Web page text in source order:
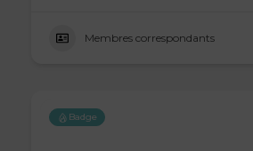
Membres correspondants
Badge